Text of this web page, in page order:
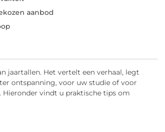
aanbod
jaartallen. Het vertelt een verhaal, legt
ontspanning, voor uw studie of voor
Hieronder vindt u praktische tips om